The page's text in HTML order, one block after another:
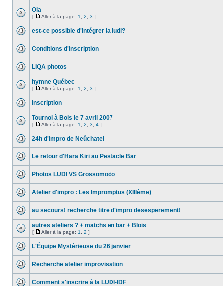
Ola
[ Aller à la page: 1 2 3 ]
est-ce possible d'intégrer la ludi?
Conditions d'inscription
LIQA photos
hymne Québec
[ Aller à la page: 1 2 3 ]
inscription
Tournoi à Bois le 7 avril 2007
[ Aller à la page: 1 2 3 4 ]
24h d'impro de Neûchatel
Le retour d'Hara Kiri au Pestacle Bar
Photos LUDI VS Grossomodo
Atelier d'impro : Les Impromptus (XIIIème)
au secours! recherche titre d'impro desesperement!
autres ateliers ? + matchs en bar + Blois
[ Aller à la page: 1 2 ]
L'Équipe Mystérieuse du 26 janvier
Recherche atelier improvisation
Comment s'inscrire à la LUDI-IDF